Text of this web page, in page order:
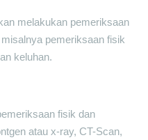
melakukan pemeriksaan
pemeriksaan fisik
keluhan.
fisik dan
atau x-ray, CT-Scan,